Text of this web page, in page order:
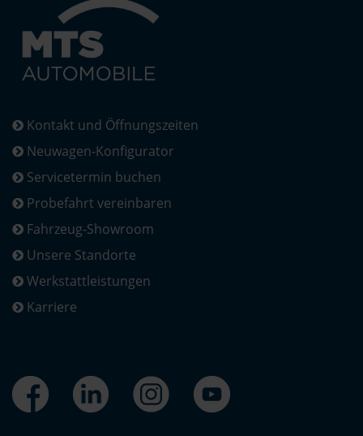
Kontakt und Öffnungszeiten
Neuwagen-Konfigurator
Servicetermin buchen
Probefahrt vereinbaren
Fahrzeug-Showroom
Unsere Standorte
Werkstattleistungen
Karriere